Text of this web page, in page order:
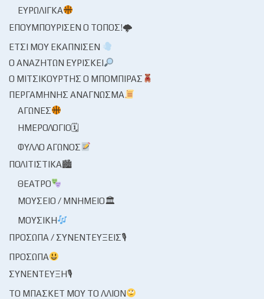
ΕΥΡΩΛΊΓΚΑ
ΕΠΟΥΜΠΟΎΡΙΣΕΝ Ο ΤΌΠΟΣ!🌩
ΈΤΣΙ ΜΟΥ ΕΚΆΠΝΙΣΕΝ
Ο ΑΝΑΖΗΤΏΝ ΕΥΡΊΣΚΕΙ
Ο ΜΙΤΣΙΚΟΥΡΤΉΣ Ο ΜΠΌΜΠΙΡΑΣ
ΠΕΡΓΑΜΗΝΉΣ ΑΝΆΓΝΩΣΜΑ
ΑΓΏΝΕΣ
ΗΜΕΡΟΛΌΓΙΟ🗓
ΦΎΛΛΟ ΑΓΏΝΟΣ
ΠΟΛΙΤΙΣΤΙΚΆ🏙
ΘΈΑΤΡΟ
ΜΟΥΣΕΊΟ / ΜΝΗΜΕΊΟ🏛
ΜΟΥΣΙΚΉ
ΠΡΌΣΩΠΑ / ΣΥΝΕΝΤΕΎΞΕΙΣ🎙
ΠΡΌΣΩΠΑ
ΣΥΝΈΝΤΕΥΞΗ🎙
ΤΟ ΜΠΆΣΚΕΤ ΜΟΥ ΤΟ ΛΛΊΟΝ